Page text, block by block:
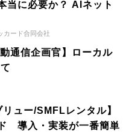
当に必要か？ AIネット
カード合同会社
通信企画官】ローカル
ュー/SMFLレンタル】
導入・実装が一番簡単